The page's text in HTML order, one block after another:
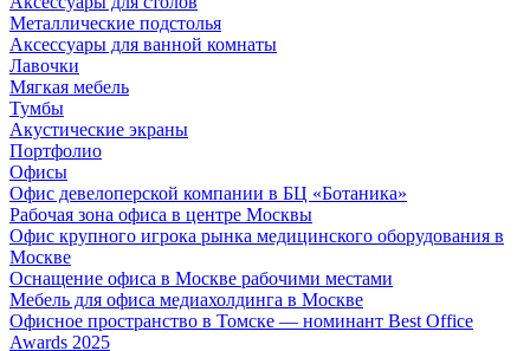
Металлические подстолья
Аксессуары для ванной комнаты
Лавочки
Мягкая мебель
Тумбы
Акустические экраны
Портфолио
Офисы
Офис девелоперской компании в БЦ «Ботаника»
Рабочая зона офиса в центре Москвы
Офис крупного игрока рынка медицинского оборудования в
Москве
Оснащение офиса в Москве рабочими местами
Мебель для офиса медиахолдинга в Москве
Офисное пространство в Томске — номинант Best Office
Awards 2025